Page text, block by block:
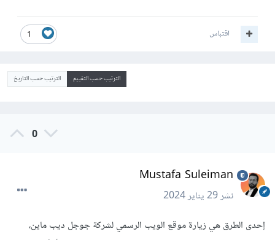
1 اقتباس
الترتيب حسب التقييم الترتيب حسب التاريخ
0
Mustafa Suleiman
نشر29 يناير 2024
إحدى الطرق هي زيارة موقع الويب الرسمي لشركة جوجل ديب ماين،